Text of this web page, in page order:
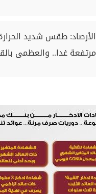
الأرصاد: طقس شديد
مرتفعة غدا.. والعظمى بالقاهرة